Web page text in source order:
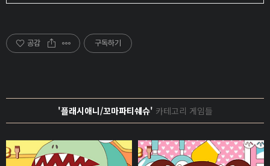
공감 구독하기
'플래시애니/꼬마파티쉐슈' 카테고리 게임들